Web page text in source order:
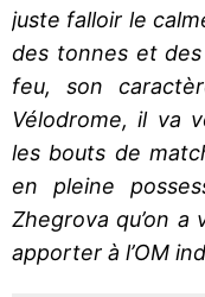
juste falloir le
des tonnes et
feu, son
Vélodrome, il va
les bouts de
en pleine
Zhegrova qu’on a
apporter à l’OM